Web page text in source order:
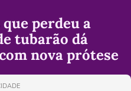
que perdeu a
tubarão dá
nova prótese